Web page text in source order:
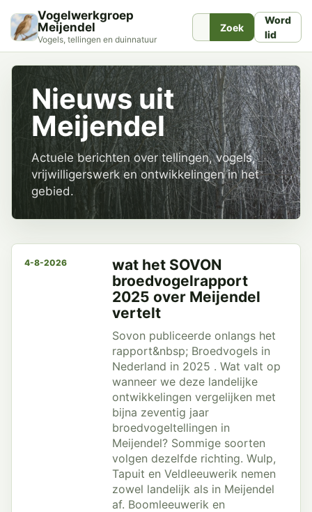
Vogelwerkgroep
Meijendel
Vogels, tellingen en duinnatuur
Zoek
Word
lid
Nieuws uit
Meijendel
Actuele berichten over tellingen, vogels,
vrijwilligerswerk en ontwikkelingen in het
gebied.
4-8-2026
wat het SOVON
broedvogelrapport
2025 over Meijendel
vertelt
Sovon publiceerde onlangs het
rapport&nbsp; Broedvogels in
Nederland in 2025 . Wat valt op
wanneer we deze landelijke
ontwikkelingen vergelijken met
bijna zeventig jaar
broedvogeltellingen in
Meijendel? Sommige soorten
volgen dezelfde richting. Wulp,
Tapuit en Veldleeuwerik nemen
zowel landelijk als in Meijendel
af. Boomleeuwerik en